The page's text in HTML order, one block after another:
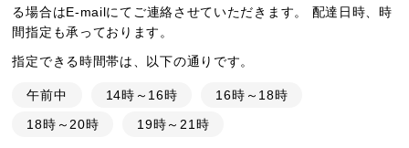
る場合はE-mailにてご連絡させていただきます。 配達日時、時
間指定も承っております。
指定できる時間帯は、以下の通りです。
午前中 14時～16時
16時～18時
18時～20時
19時～21時